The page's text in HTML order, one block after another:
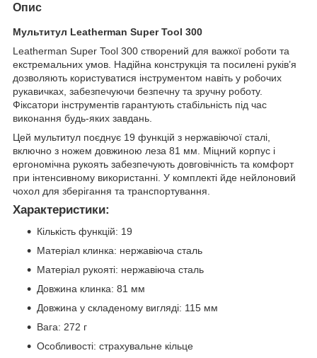
Опис
Мультитул Leatherman Super Tool 300
Leatherman Super Tool 300 створений для важкої роботи та
екстремальних умов. Надійна конструкція та посилені руків’я
дозволяють користуватися інструментом навіть у робочих
рукавичках, забезпечуючи безпечну та зручну роботу.
Фіксатори інструментів гарантують стабільність під час
виконання будь-яких завдань.
Цей мультитул поєднує 19 функцій з нержавіючої сталі,
включно з ножем довжиною леза 81 мм. Міцний корпус і
ергономічна рукоять забезпечують довговічність та комфорт
при інтенсивному використанні. У комплекті йде нейлоновий
чохол для зберігання та транспортування.
Характеристики:
Кількість функцій: 19
Матеріал клинка: нержавіюча сталь
Матеріал рукояті: нержавіюча сталь
Довжина клинка: 81 мм
Довжина у складеному вигляді: 115 мм
Вага: 272 г
Особливості: страхувальне кільце